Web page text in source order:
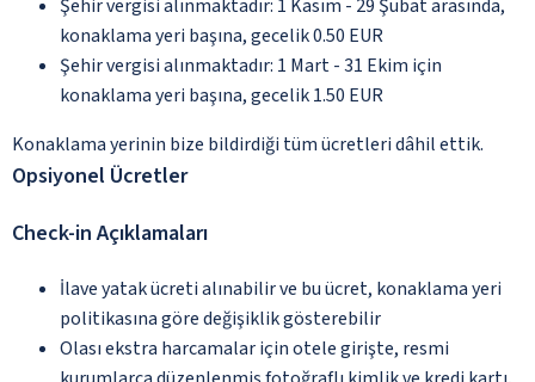
Şehir vergisi alınmaktadır: 1 Kasım - 29 Şubat arasında,
konaklama yeri başına, gecelik 0.50 EUR
Şehir vergisi alınmaktadır: 1 Mart - 31 Ekim için
konaklama yeri başına, gecelik 1.50 EUR
Konaklama yerinin bize bildirdiği tüm ücretleri dâhil ettik.
Opsiyonel Ücretler
Check-in Açıklamaları
İlave yatak ücreti alınabilir ve bu ücret, konaklama yeri
politikasına göre değişiklik gösterebilir
Olası ekstra harcamalar için otele girişte, resmi